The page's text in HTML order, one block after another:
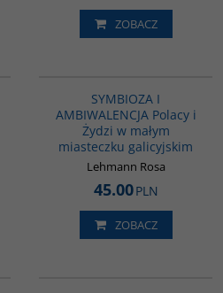
ZOBACZ
SYMBIOZA I
AMBIWALENCJA Polacy i
Żydzi w małym
miasteczku galicyjskim
Lehmann Rosa
45.00PLN
ZOBACZ